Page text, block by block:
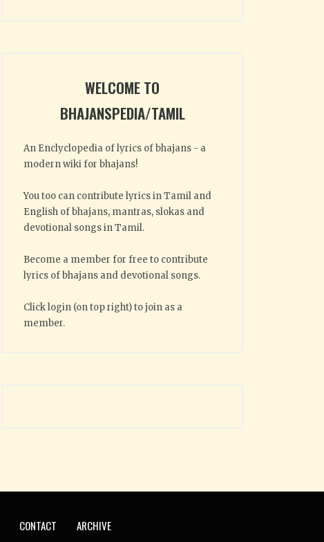
WELCOME TO
BHAJANSPEDIA/TAMIL
An Enclyclopedia of lyrics of bhajans - a
modern wiki for bhajans!
You too can contribute lyrics in Tamil and
English of bhajans, mantras, slokas and
devotional songs in Tamil.
Become a member for free to contribute
lyrics of bhajans and devotional songs.
Click login (on top right) to join as a
member.
CONTACT ARCHIVE